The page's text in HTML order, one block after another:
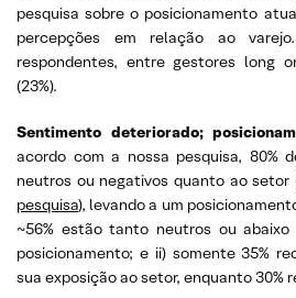
pesquisa sobre o posicionamento
percepções em relação ao
respondentes, entre gestores long
(23%).
Sentimento deteriorado;
acordo com a nossa pesquisa, 80%
neutros ou negativos quanto ao setor
pesquisa), levando a um
~56% estão tanto neutros ou
posicionamento; e ii) somente 35%
sua exposição ao setor, enquanto 30%